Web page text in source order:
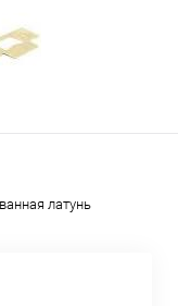
латунь